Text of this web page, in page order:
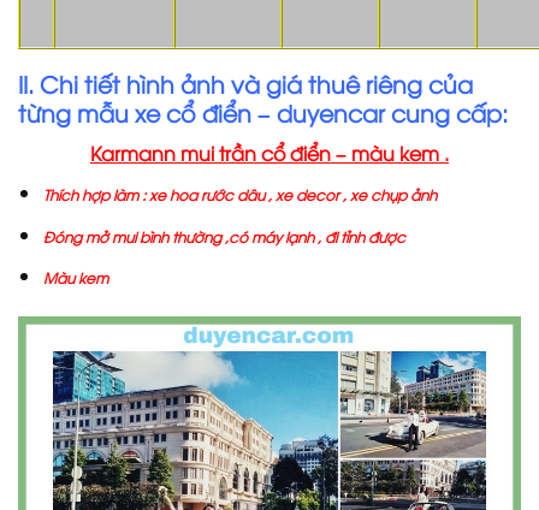
II. Chi tiết hình ảnh và giá thuê riêng của
từng mẫu xe cổ điển – duyencar cung cấp:
Karmann mui trần cổ điển – màu kem .
Thích hợp làm : xe hoa rước dâu , xe decor , xe chụp ảnh
Đóng mở mui bình thường ,có máy lạnh , đi tỉnh được
Màu kem